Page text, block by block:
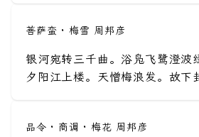
菩萨蛮 · 梅雪 周邦彦
银河宛转三千曲。浴凫飞鹭澄波
夕阳江上楼。天憎梅浪发。故下
品令 · 商调 · 梅花 周邦彦